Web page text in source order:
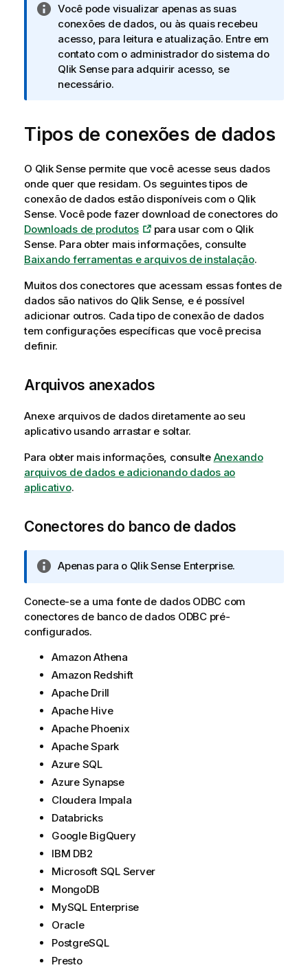
N
o
t
a
i
n
r
m
t
i
v
a
Você pode visualizar apenas as suas
conexões de dados, ou às quais recebeu
acesso, para leitura e atualização. Entre em
contato com o administrador do sistema do
Qlik Sensepara adquirir acesso, se
necessário.
Tipos de conexões de dados
O Qlik Sense permite que você acesse seus dados
onde quer que residam. Os seguintes tipos de
conexão de dados estão disponíveis com o Qlik
Sense. Você pode fazer download de conectores do
Downloads de produtos
para usar com o Qlik
Sense. Para obter mais informações, consulte
Baixando ferramentas e arquivos de instalação.
Muitos dos conectores que acessam essas fontes de
dados são nativos do Qlik Sense, e é possível
adicionar outros. Cada tipo de conexão de dados
tem configurações específicas que você precisa
definir.
Arquivos anexados
Anexe arquivos de dados diretamente ao seu
aplicativo usando arrastar e soltar.
Para obter mais informações, consulte Anexando
arquivos de dados e adicionando dados ao
aplicativo.
Conectores do banco de dados
N
f
o
m
a
t
i
v
a
Apenas para o Qlik Sense Enterprise.
Conecte-se a uma fonte de dados ODBC com
conectores de banco de dados ODBCpré-
configurados.
Amazon Athena
Amazon Redshift
Apache Drill
Apache Hive
Apache Phoenix
Apache Spark
Azure SQL
Azure Synapse
Cloudera Impala
Databricks
Google BigQuery
IBM DB2
Microsoft SQL Server
MongoDB
MySQL Enterprise
Oracle
PostgreSQL
Presto